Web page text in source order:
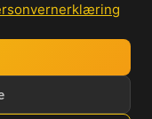
forum og